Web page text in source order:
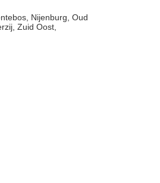
Nijenburg, Oud
Zuid Oost,